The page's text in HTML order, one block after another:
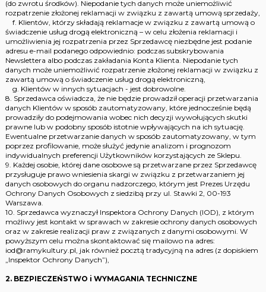
(do zwrotu środków). Niepodanie tych danych może uniemożliwić
rozpatrzenie złożonej reklamacji w związku z zawartą umową sprzedaży,
f. Klientów, którzy składają reklamacje w związku z zawartą umową o
świadczenie usług drogą elektroniczną – w celu złożenia reklamacji i
umożliwienia jej rozpatrzenia przez Sprzedawcę niezbędne jest podanie
adresu e-mail podanego odpowiednio: podczas subskrybowania
Newslettera albo podczas zakładania Konta Klienta. Niepodanie tych
danych może uniemożliwić rozpatrzenie złożonej reklamacji w związku z
zawartą umową o świadczenie usług drogą elektroniczną,
g. Klientów w innych sytuacjach - jest dobrowolne.
8. Sprzedawca oświadcza, że nie będzie prowadził operacji przetwarzania
danych Klientów w sposób zautomatyzowany, które jednocześnie będą
prowadziły do podejmowania wobec nich decyzji wywołujących skutki
prawne lub w podobny sposób istotnie wpływających na ich sytuację.
Ewentualne przetwarzanie danych w sposób zautomatyzowany, w tym
poprzez profilowanie, może służyć jedynie analizom i prognozom
indywidualnych preferencji Użytkowników korzystających ze Sklepu.
9. Każdej osobie, której dane osobowe są przetwarzane przez Sprzedawcę
przysługuje prawo wniesienia skargi w związku z przetwarzaniem jej
danych osobowych do organu nadzorczego, którym jest Prezes Urzędu
Ochrony Danych Osobowych z siedzibą przy ul. Stawki 2, 00-193
Warszawa.
10. Sprzedawca wyznaczył Inspektora Ochrony Danych (IOD), z którym
możliwy jest kontakt w sprawach w zakresie ochrony danych osobowych
oraz w zakresie realizacji praw z związanych z danymi osobowymi. W
powyższym celu można skontaktować się mailowo na adres:
iod@ramykultury.pl, jak również pocztą tradycyjną na adres (z dopiskiem
„Inspektor Ochrony Danych”),
2. BEZPIECZEŃSTWO i WYMAGANIA TECHNICZNE